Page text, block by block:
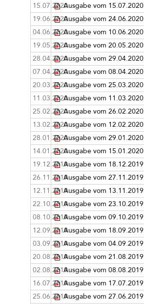
15.07.2020Ausgabe vom 15.07.2020
19.06.2020Ausgabe vom 24.06.2020
04.06.2020Ausgabe vom 10.06.2020
19.05.2020Ausgabe vom 20.05.2020
28.04.2020Ausgabe vom 29.04.2020
07.04.2020Ausgabe vom 08.04.2020
20.03.2020Ausgabe vom 25.03.2020
11.03.2020Ausgabe vom 11.03.2020
25.02.2020Ausgabe vom 26.02.2020
13.02.2020Ausgabe vom 12.02.2020
28.01.2020Ausgabe vom 29.01.2020
14.01.2020Ausgabe vom 15.01.2020
19.12.2019Ausgabe vom 18.12.2019
26.11.2019Ausgabe vom 27.11.2019
12.11.2019Ausgabe vom 13.11.2019
22.10.2019Ausgabe vom 23.10.2019
08.10.2019Ausgabe vom 09.10.2019
12.09.2019Ausgabe vom 18.09.2019
03.09.2019Ausgabe vom 04.09.2019
20.08.2019Ausgabe vom 21.08.2019
02.08.2019Ausgabe vom 08.08.2019
16.07.2019Ausgabe vom 17.07.2019
25.06.2019Ausgabe vom 27.06.2019